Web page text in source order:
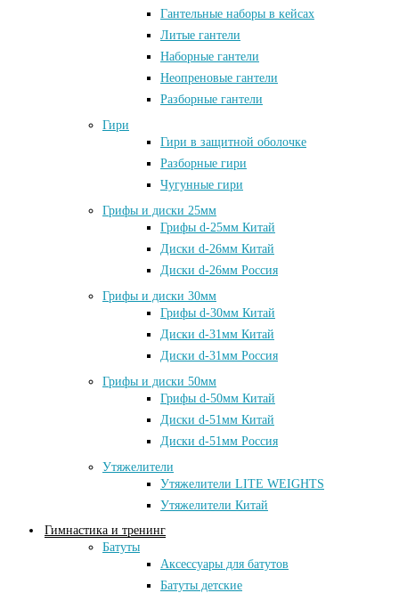
Гантельные наборы в кейсах
Литые гантели
Наборные гантели
Неопреновые гантели
Разборные гантели
Гири
Гири в защитной оболочке
Разборные гири
Чугунные гири
Грифы и диски 25мм
Грифы d-25мм Китай
Диски d-26мм Китай
Диски d-26мм Россия
Грифы и диски 30мм
Грифы d-30мм Китай
Диски d-31мм Китай
Диски d-31мм Россия
Грифы и диски 50мм
Грифы d-50мм Китай
Диски d-51мм Китай
Диски d-51мм Россия
Утяжелители
Утяжелители LITE WEIGHTS
Утяжелители Китай
Гимнастика и тренинг
Батуты
Аксессуары для батутов
Батуты детские